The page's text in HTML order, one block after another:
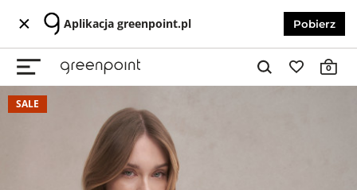
Aplikacja greenpoint.pl Pobierz
0
SALE